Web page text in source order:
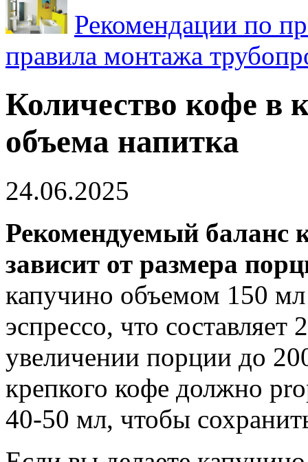
Рекомендации по
правила монтажа
Количество кофе в
объема напитка
24.06.2025
Рекомендуемый баланс
зависит от размера
капучино объемом 150
эспрессо, что
увеличении порции до
крепкого кофе должно
40-50 мл, чтобы